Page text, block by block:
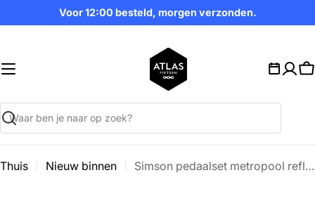
naar
Voor 12:00 besteld, morgen verzonden.
Zoekopdracht
Thuis Nieuw binnen Simson pedaalset metropool reflectoren (2)